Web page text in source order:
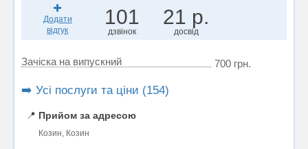
Додати
відгук
101
дзвінок
21 р.
досвід
Зачіска на випускний 700 грн.
➡️ Усі послуги та ціни (154)
📍 Прийом за адресою
Козин, Козин